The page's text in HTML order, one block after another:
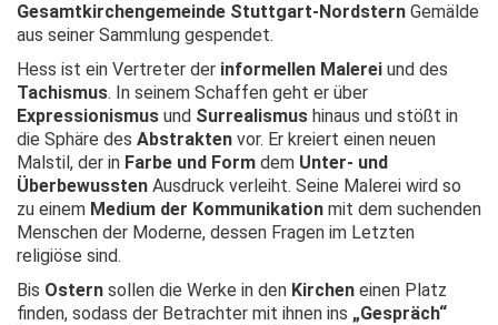
Gesamtkirchengemeinde Stuttgart-Nordstern Gemälde
aus seiner Sammlung gespendet.
Hess ist ein Vertreter der informellen Malerei und des
Tachismus. In seinem Schaffen geht er über
Expressionismus und Surrealismus hinaus und stößt in
die Sphäre des Abstrakten vor. Er kreiert einen neuen
Malstil, der in Farbe und Form dem Unter- und
Überbewussten Ausdruck verleiht. Seine Malerei wird so
zu einem Medium der Kommunikation mit dem suchenden
Menschen der Moderne, dessen Fragen im Letzten
religiöse sind.
Bis Ostern sollen die Werke in den Kirchen einen Platz
finden, sodass der Betrachter mit ihnen ins „Gespräch“